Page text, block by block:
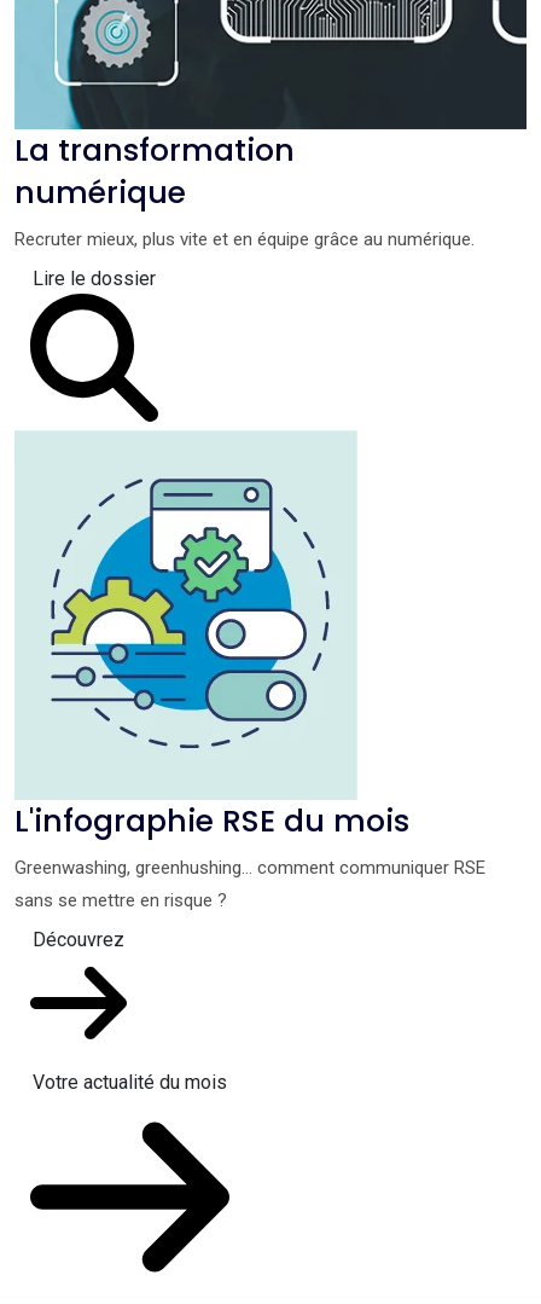
La transformation
numérique
Recruter mieux, plus vite et en équipe grâce au numérique.
Lire le dossier
L'infographie RSE du mois
Greenwashing, greenhushing… comment communiquer RSE
sans se mettre en risque ?
Découvrez
Votre actualité du mois